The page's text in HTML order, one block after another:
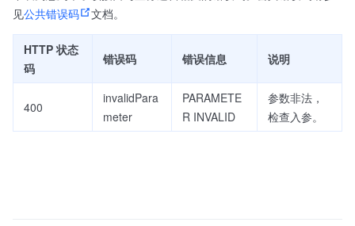
见公共错误码 文档。
HTTP 状态
码
错误码 错误信息 说明
400
invalidPara
meter
PARAMETE
R INVALID
参数非法，
检查入参。